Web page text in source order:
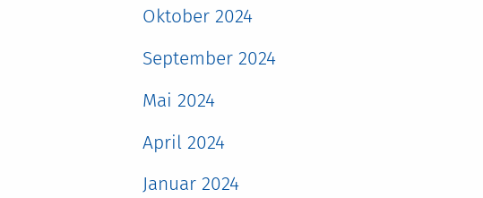
Oktober 2024
September 2024
Mai 2024
April 2024
Januar 2024